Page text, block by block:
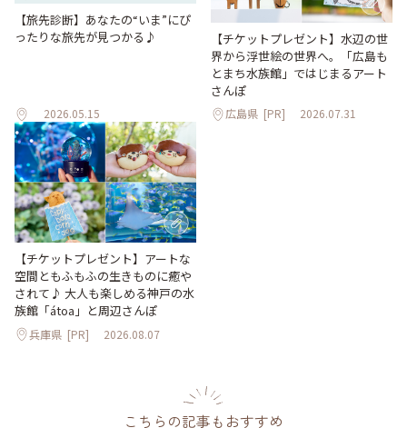
【旅先診断】あなたの“いま”にぴ
ったりな旅先が見つかる♪
2026.05.15
【チケットプレゼント】水辺の世
界から浮世絵の世界へ。「広島も
とまち水族館」ではじまるアート
さんぽ
広島県 [PR] 2026.07.31
【チケットプレゼント】アートな
空間ともふもふの生きものに癒や
されて♪ 大人も楽しめる神戸の水
族館「átoa」と周辺さんぽ
兵庫県 [PR] 2026.08.07
こちらの記事もおすすめ